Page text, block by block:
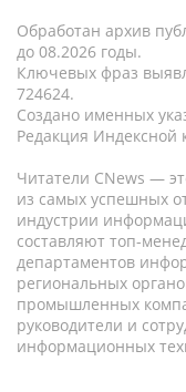
Обработан архив
до 08.2026 годы.
Ключевых фраз
724624.
Создано именных
Редакция Индексной
Читатели CNews —
из самых успешных
индустрии
составляют топ-
департаментов
региональных
промышленных
руководители и
информационных